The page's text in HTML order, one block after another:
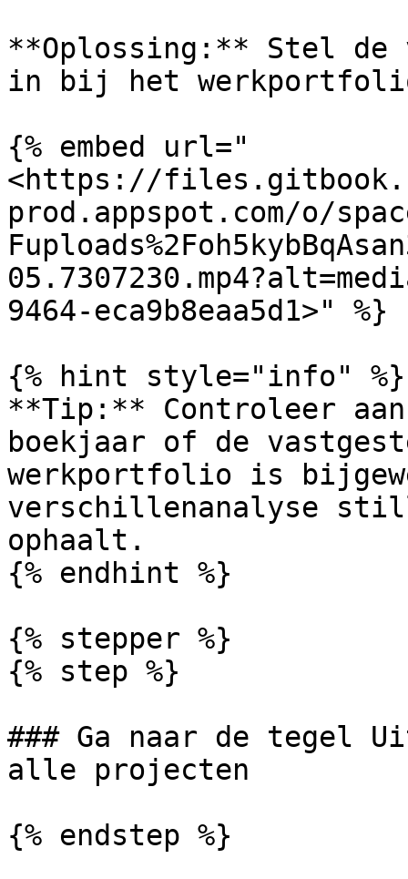
**Oplossing:** Stel de
in bij het
{% embed url="
<https://
prod.appspot.com/o/
9464-eca9b8eaa5d1>" %}
{% hint style="info" %}
**Tip:** Controleer
boekjaar of de
werkportfolio is
verschillenanalyse
ophaalt.
{% endhint %}
{% stepper %}
{% step %}
### Ga naar de tegel
alle projecten
{% endstep %}